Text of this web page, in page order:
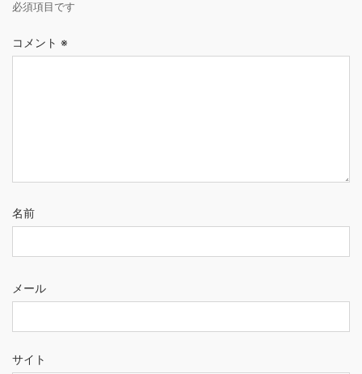
必須項目です
コメント ※
名前
メール
サイト